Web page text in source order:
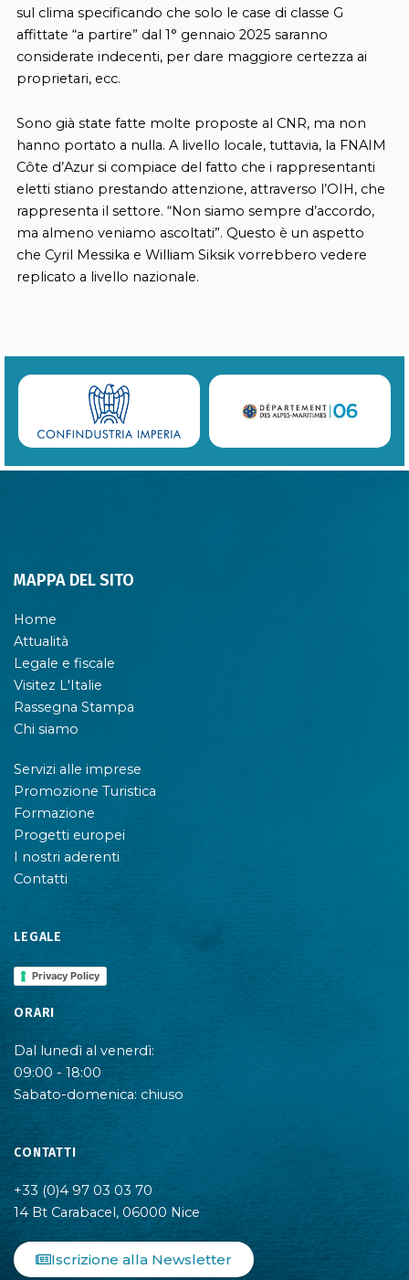
sul clima specificando che solo le case di classe G
affittate “a partire” dal 1° gennaio 2025 saranno
considerate indecenti, per dare maggiore certezza ai
proprietari, ecc.
Sono già state fatte molte proposte al CNR, ma non
hanno portato a nulla. A livello locale, tuttavia, la FNAIM
Côte d’Azur si compiace del fatto che i rappresentanti
eletti stiano prestando attenzione, attraverso l’OIH, che
rappresenta il settore. “Non siamo sempre d’accordo,
ma almeno veniamo ascoltati”. Questo è un aspetto
che Cyril Messika e William Siksik vorrebbero vedere
replicato a livello nazionale.
MAPPA DEL SITO
Home
Attualità
Legale e fiscale
Visitez L'Italie
Rassegna Stampa
Chi siamo
Servizi alle imprese
Promozione Turistica
Formazione
Progetti europei
I nostri aderenti
Contatti
LEGALE
Privacy Policy
ORARI
Dal lunedì al venerdì:
09:00 - 18:00
Sabato-domenica: chiuso
CONTATTI
+33 (0)4 97 03 03 70
14 Bt Carabacel, 06000 Nice
Iscrizione alla Newsletter